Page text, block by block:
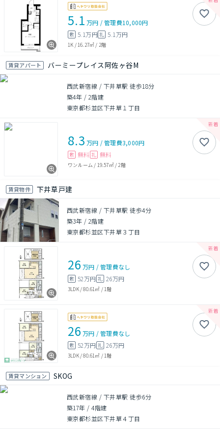
5.1 万円 /管理費10,000円
敷 5.1万円礼 5.1万円
1K /16.27㎡ / 2階
賃貸アパート バーミープレイス阿佐ヶ谷M
西武新宿線 / 下井草駅 徒歩18分
築4年 / 2階建
東京都杉並区下井草１丁目
8.3 万円 /管理費3,000円
敷 無料 礼 無料
ワンルーム / 19.57㎡/ 2階
賃貸物件 下井草戸建
西武新宿線 / 下井草駅 徒歩4分
築3年 / 2階建
東京都杉並区下井草３丁目
26 万円 /管理費なし
敷 52万円 礼 26万円
3LDK/80.61㎡ / 1階
26 万円 /管理費なし
敷 52万円 礼 26万円
3LDK/80.61㎡ /1階
賃貸マンション SKOG
西武新宿線 / 下井草駅 徒歩6分
築17年 /4階建
東京都杉並区下井草４丁目